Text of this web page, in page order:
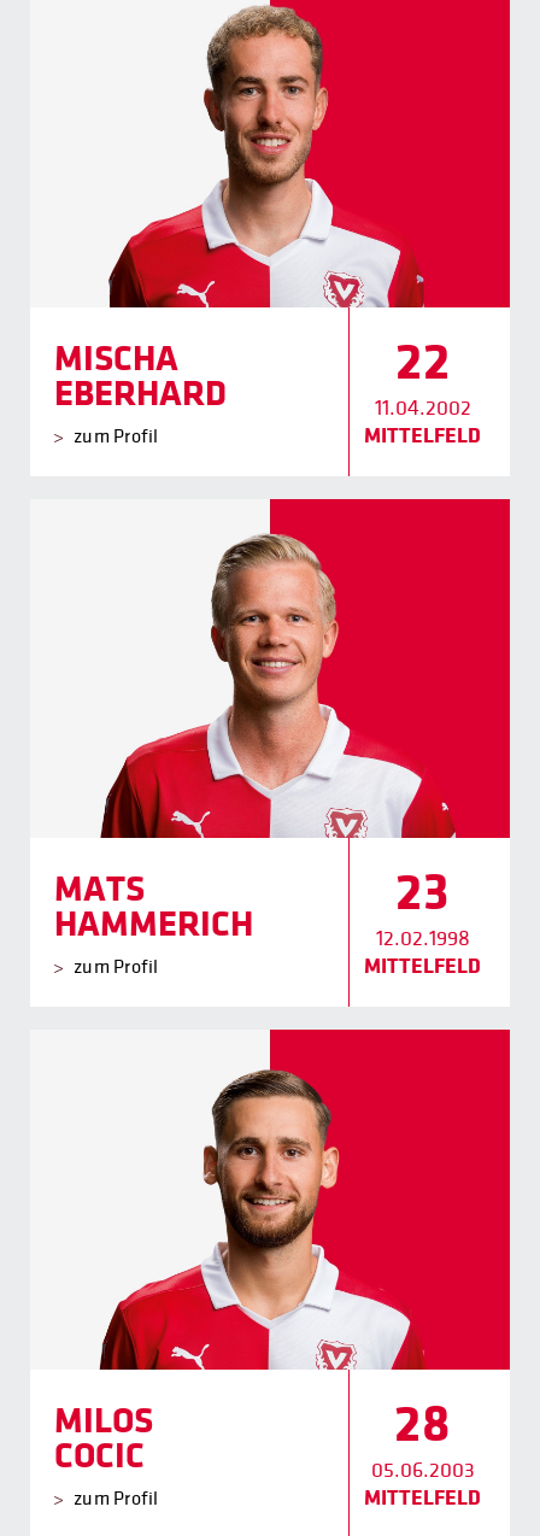
MISCHA
EBERHARD
zum Profil
22
11.04.2002
MITTELFELD
MATS
HAMMERICH
zum Profil
23
12.02.1998
MITTELFELD
MILOS
COCIC
zum Profil
28
05.06.2003
MITTELFELD